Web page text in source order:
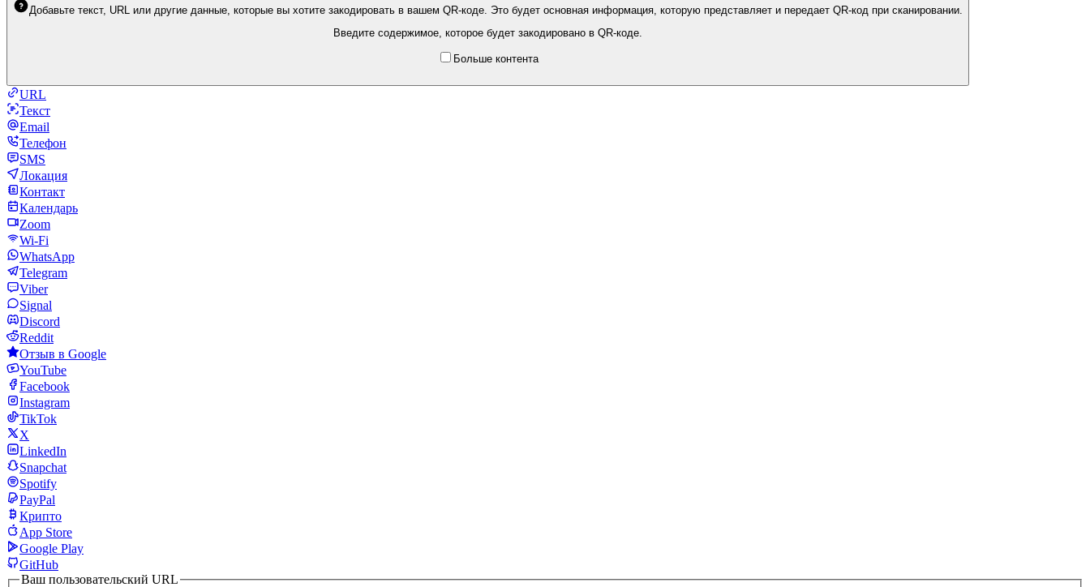
Добавьте текст, URL или другие данные, которые вы хотите закодировать в вашем QR-коде. Это будет основная информация, которую представляет и передает QR-код при сканировании.
Введите содержимое, которое будет закодировано в QR-коде.
Больше контента
URL
Текст
Email
Телефон
SMS
Локация
Контакт
Календарь
Zoom
Wi-Fi
WhatsApp
Telegram
Viber
Signal
Discord
Reddit
Отзыв в Google
YouTube
Facebook
Instagram
TikTok
X
LinkedIn
Snapchat
Spotify
PayPal
Крипто
App Store
Google Play
GitHub
Ваш пользовательский URL